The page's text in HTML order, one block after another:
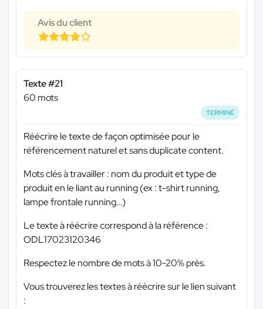
Avis du client
Texte #21
60 mots
TERMINÉ
Réécrire le texte de façon optimisée pour le
référencement naturel et sans duplicate content.
Mots clés à travailler : nom du produit et type de
produit en le liant au running (ex : t-shirt running,
lampe frontale running…)
Le texte à réécrire correspond à la référence :
ODL17023120346
Respectez le nombre de mots à 10-20% près.
Vous trouverez les textes à réécrire sur le lien suivant
: